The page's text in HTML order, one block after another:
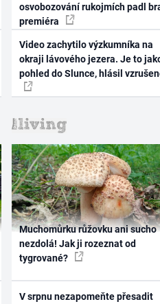
osvobozování rukojmích padl
premiéra
Video zachytilo výzkumníka na
okraji lávového jezera. Je to
pohled do Slunce, hlásil
Muchomůrku růžovku ani sucho
nezdolá! Jak ji rozeznat od
tygrované?
V srpnu nezapomeňte přesadit